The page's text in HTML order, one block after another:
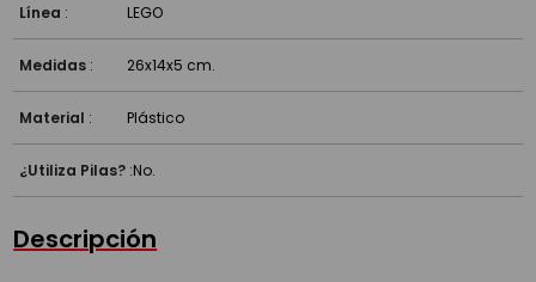
Línea : LEGO
Medidas : 26x14x5 cm.
Material : Plástico
¿Utiliza Pilas? :No.
Descripción